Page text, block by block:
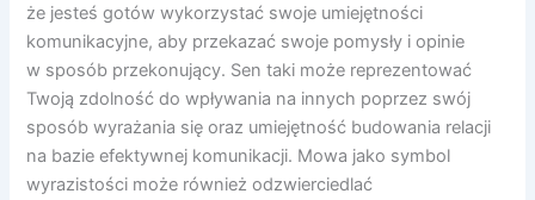
że jesteś gotów wykorzystać swoje umiejętności
komunikacyjne, aby przekazać swoje pomysły i opinie
w sposób przekonujący. Sen taki może reprezentować
Twoją zdolność do wpływania na innych poprzez swój
sposób wyrażania się oraz umiejętność budowania relacji
na bazie efektywnej komunikacji. Mowa jako symbol
wyrazistości może również odzwierciedlać